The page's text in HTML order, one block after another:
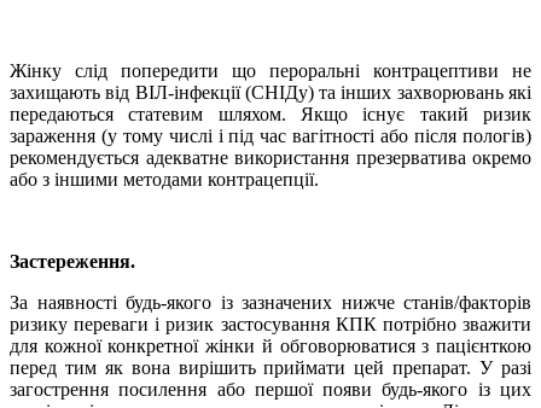
Жінку слід попередити що пероральні контрацептиви не
захищають від ВІЛ-інфекції (СНІДу) та інших захворювань які
передаються статевим шляхом. Якщо існує такий ризик
зараження (у тому числі і під час вагітності або після пологів)
рекомендується адекватне використання презерватива окремо
або з іншими методами контрацепції.
Застереження.
За наявності будь-якого із зазначених нижче станів/факторів
ризику переваги і ризик застосування КПК потрібно зважити
для кожної конкретної жінки й обговорюватися з пацієнткою
перед тим як вона вирішить приймати цей препарат. У разі
загострення посилення або першої появи будь-якого із цих